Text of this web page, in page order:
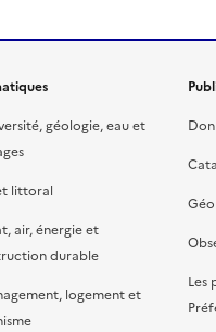
géologie, eau et
littoral
air, énergie et
durable
logement et
Les